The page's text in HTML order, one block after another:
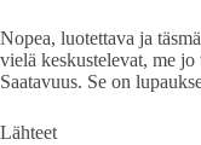
Nopea, luotettava ja
vielä keskustelevat, me
Saatavuus. Se on
Lähteet